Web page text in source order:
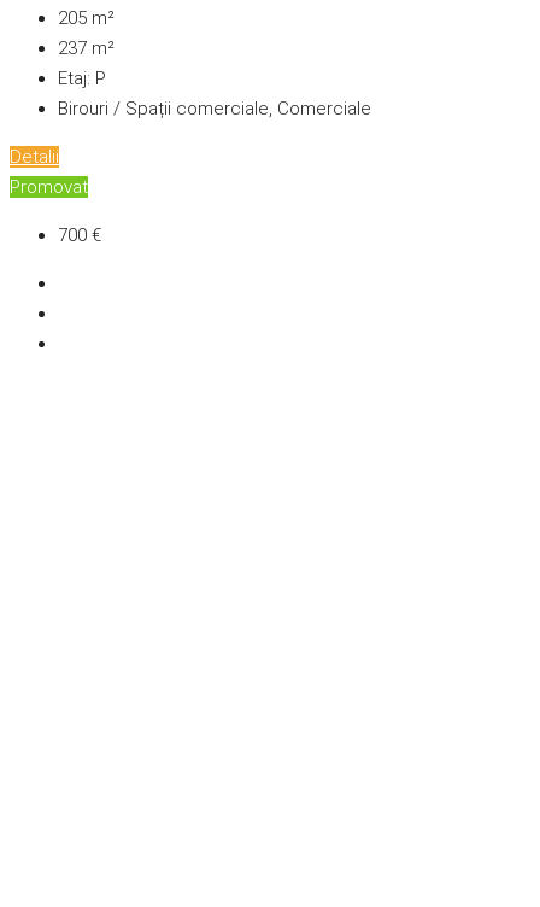
205 m²
237 m²
Etaj: P
Birouri / Spații comerciale, Comerciale
Detalii
Promovat
700 €